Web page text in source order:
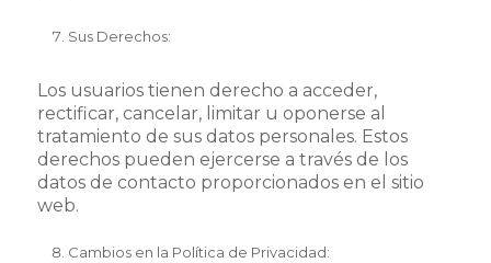
Sus Derechos:
Los usuarios tienen derecho a acceder,
rectificar, cancelar, limitar u oponerse al
tratamiento de sus datos personales. Estos
derechos pueden ejercerse a través de los
datos de contacto proporcionados en el sitio
web.
Cambios en la Política de Privacidad: